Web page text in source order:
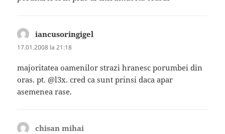
iancusoringigel
17.01.2008 la 21:18
majoritatea oamenilor strazi hranesc porumbei din
oras. pt. @l3x. cred ca sunt prinsi daca apar
asemenea rase.
chisan mihai